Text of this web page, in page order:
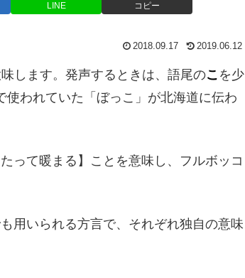
LINE コピー
2018.09.17 2019.06.12
します。発声するときは、語尾のこ を少
使われていた「ぼっこ」が北海道に伝わ
って暖まる】ことを意味し、フルボッコ
用いられる方言で、それぞれ独自の意味